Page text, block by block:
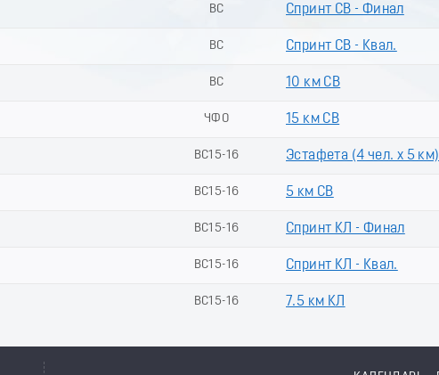
ВС Спринт СВ - Финал
ВС Спринт СВ - Квал.
ВС 10 км СВ
ЧФО 15 км СВ
ВС15-16 Эстафета (4 чел. х 5 км)
ВС15-16 5 км СВ
ВС15-16 Спринт КЛ - Финал
ВС15-16 Спринт КЛ - Квал.
ВС15-16 7.5 км КЛ